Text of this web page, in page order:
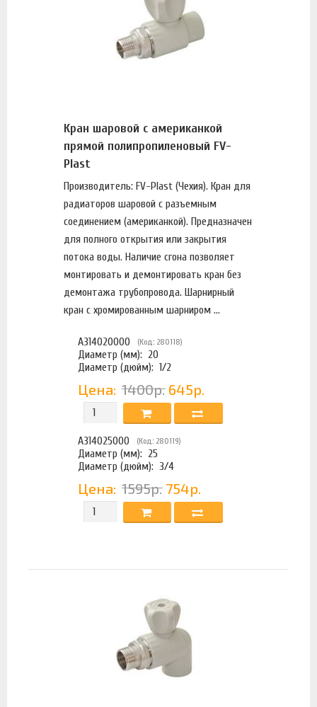
Кран шаровой с американкой
прямой полипропиленовый FV-
Plast
Производитель: FV-Plast (Чехия). Кран для
радиаторов шаровой с разъемным
соединением (американкой). Предназначен
для полного открытия или закрытия
потока воды. Наличие сгона позволяет
монтировать и демонтировать кран без
демонтажа трубопровода. Шарнирный
кран с хромированным шарниром ...
A314020000 (Код: 280118)
Диаметр (мм): 20
Диаметр (дюйм): 1/2
Цена: 1400р. 645р.
A314025000 (Код: 280119)
Диаметр (мм): 25
Диаметр (дюйм): 3/4
Цена: 1595р. 754р.